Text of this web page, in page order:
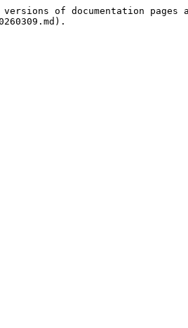
of documentation pages